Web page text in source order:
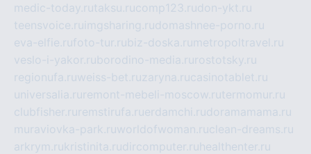
medic-today.rutaksu.rucomp123.rudon-ykt.ru
teensvoice.ru imgsharing.rudomashnee-porno.ru
eva-elfie.rufoto-tur.rubiz-doska.ru metropoltravel.ru
veslo-i-yakor.ruborodino-media.ru rostotsky.ru
regionufa.ruweiss-bet.ruzaryna.rucasinotablet.ru
universalia.ru remont-mebeli-moscow.rutermomur.ru
clubfisher.ru remstirufa.ruerdamchi.rudoramamama.ru
muraviovka-park.ruworldofwoman.ruclean-dreams.ru
arkrym.rukristinita.rudircomputer.ru healthenter.ru